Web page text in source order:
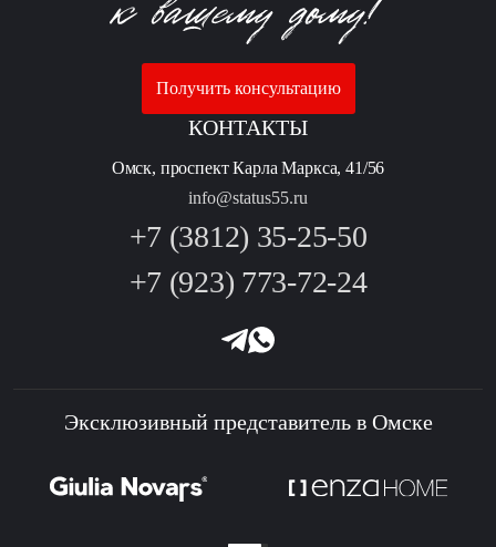
Получить консультацию
КОНТАКТЫ
Омск, проспект Карла Маркса, 41/56
info@status55.ru
+7 (3812) 35-25-50
+7 (923) 773-72-24
Эксклюзивный представитель в Омске